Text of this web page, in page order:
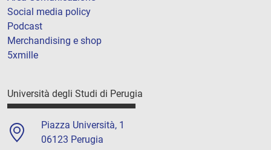
Social media policy
Podcast
Merchandising e shop
5xmille
Università degli Studi di Perugia
Piazza Università, 1
06123 Perugia